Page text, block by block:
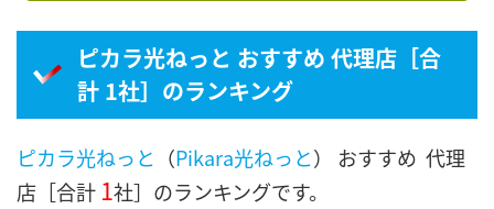
ピカラ光ねっと おすすめ 代理店［合
計 1社］のランキング
ピカラ光ねっと （Pikara光ねっと） おすすめ 代理
店［合計 1社］のランキングです。